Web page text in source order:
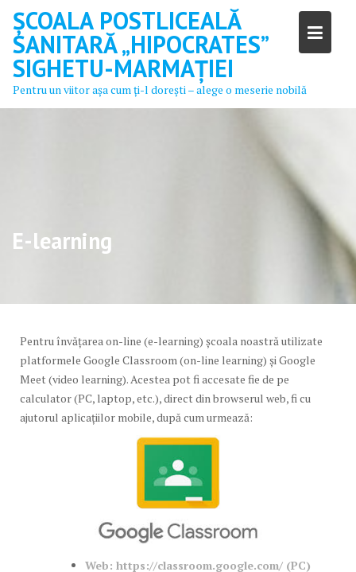
Skip
content
ȘCOALA POSTLICEALĂ
SANITARĂ „HIPOCRATES”
SIGHETU-MARMAȚIEI
Pentru un viitor aşa cum ţi-l doreşti – alege o meserie nobilă
E-learning
Pentru învățarea on-line (e-learning) școala noastră utilizate
platformele Google Classroom (on-line learning) și Google
Meet (video learning). Acestea pot fi accesate fie de pe
calculator (PC, laptop, etc.), direct din browserul web, fi cu
ajutorul aplicațiilor mobile, după cum urmează:
Web: https://classroom.google.com/ (PC)